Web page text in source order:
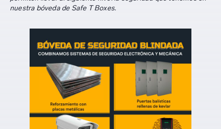
nuestra bóveda de Safe T Boxes.